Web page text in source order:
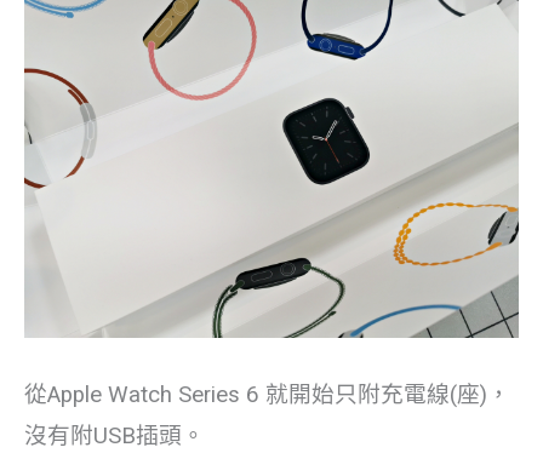
從Apple Watch Series 6 就開始只附充電線(座)，
沒有附USB插頭。